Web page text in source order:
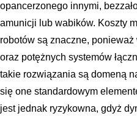
opancerzonego innymi,
amunicji lub wabików. Koszty
robotów są znaczne,
oraz potężnych systemów
takie rozwiązania są domeną
się one standardowym
jest jednak ryzykowna, gdyż